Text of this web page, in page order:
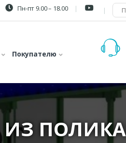
Пн-пт 9.00 – 18.00
Покупателю